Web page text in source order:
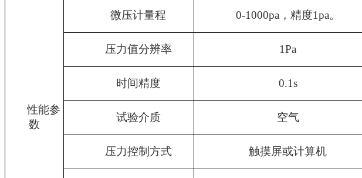
性能参
数
微压计量程 0-1000pa，精度1pa。
压力值分辨率 1Pa
时间精度 0.1s
试验介质 空气
压力控制方式 触摸屏或计算机